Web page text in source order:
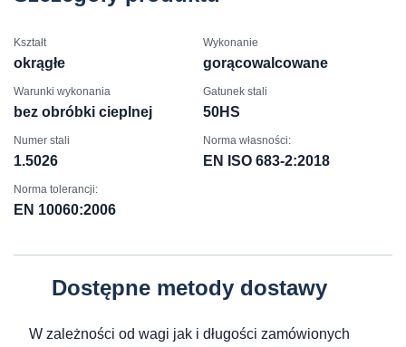
Kształt
okrągłe
Wykonanie
gorącowalcowane
Warunki wykonania
bez obróbki cieplnej
Gatunek stali
50HS
Numer stali
1.5026
Norma własności:
EN ISO 683-2:2018
Norma tolerancji:
EN 10060:2006
Dostępne metody dostawy
W zależności od wagi jak i długości zamówionych